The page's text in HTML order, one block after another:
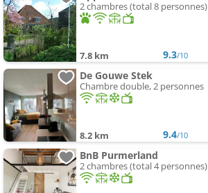
2 chambres (total 8 personnes)
7.8 km 9.3/10
De Gouwe Stek
Chambre double, 2 personnes
8.2 km 9.4/10
BnB Purmerland
2 chambres (total 4 personnes)